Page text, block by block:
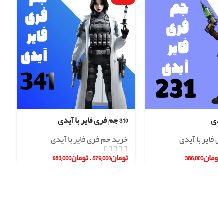
با آیدی
386,000
310 جم فری فایر با آیدی
خرید جم فری فایر با آیدی
تومان579,000
–تومان583,000